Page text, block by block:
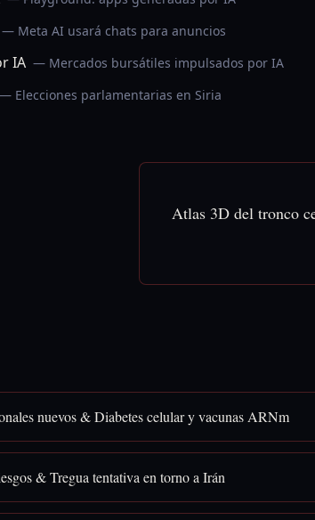
— Meta AI usará chats para anuncios
IA — Mercados bursátiles impulsados por IA
— Elecciones parlamentarias en Siria
Atlas 3D del tronco
nuevos & Diabetes celular y vacunas ARNm
& Tregua tentativa en torno a Irán